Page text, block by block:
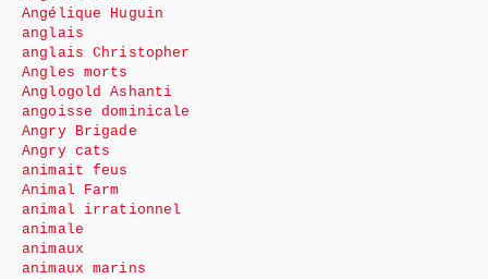
Angélique Huguin
anglais
anglais Christopher
Angles morts
Anglogold Ashanti
angoisse dominicale
Angry Brigade
Angry cats
animait feus
Animal Farm
animal irrationnel
animale
animaux
animaux marins